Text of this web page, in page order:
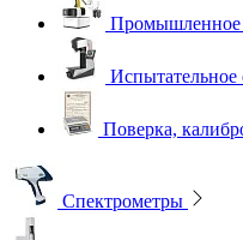
Промышленное
Испытательное
Поверка,
Спектрометры